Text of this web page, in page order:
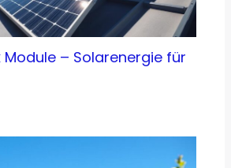
– Solarenergie für